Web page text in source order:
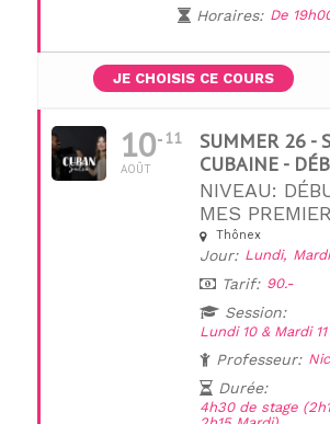
Horaires: De
JE CHOISIS CE COURS
10
AOÛT
11
SUMMER 26 -
CUBAINE -
NIVEAU:
MES
Thônex
Jour: Lundi, Mardi
Tarif: 90.-
Session:
Lundi 10 & Mardi
Professeur:
Durée:
4h30 de stage